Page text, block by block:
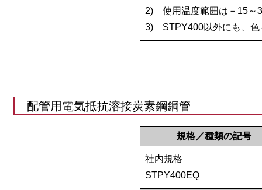
2)
使用温度範囲は－15
3)
STPY400以外にも、
配管用電気抵抗溶接炭素鋼鋼管
規格／種類の記号
社内規格
STPY400EQ